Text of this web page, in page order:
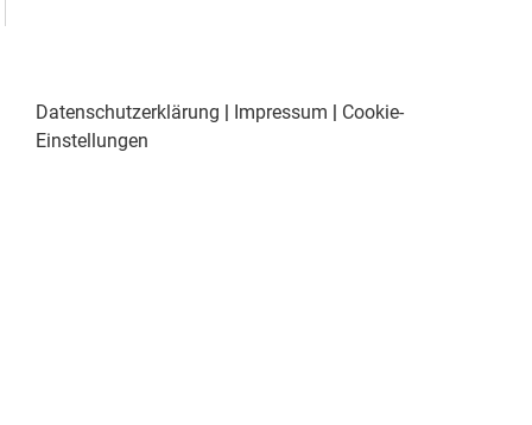
Datenschutzerklärung | Impressum | Cookie-
Einstellungen